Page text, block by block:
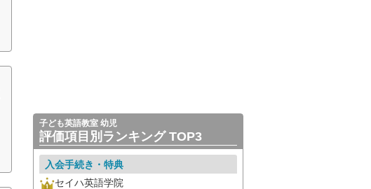
子ども英語教室 幼児
評価項目別ランキング TOP3
入会手続き・特典
セイハ英語学院